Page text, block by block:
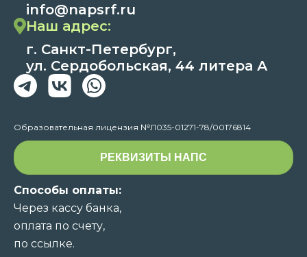
info@napsrf.ru
Наш адрес:
г. Санкт-Петербург,
ул. Сердобольская, 44 литера А
Образовательная лицензия №Л035-01271-78/00176814
РЕКВИЗИТЫ НАПС
Способы оплаты:
Через кассу банка,
оплата по счету,
по ссылке.